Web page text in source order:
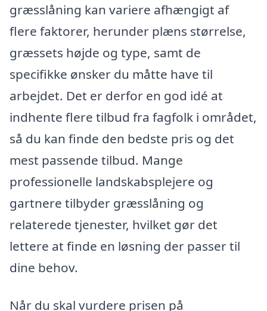
græsslåning kan variere afhængigt af
flere faktorer, herunder plæns størrelse,
græssets højde og type, samt de
specifikke ønsker du måtte have til
arbejdet. Det er derfor en god idé at
indhente flere tilbud fra fagfolk i området,
så du kan finde den bedste pris og det
mest passende tilbud. Mange
professionelle landskabsplejere og
gartnere tilbyder græsslåning og
relaterede tjenester, hvilket gør det
lettere at finde en løsning der passer til
dine behov.
Når du skal vurdere prisen på